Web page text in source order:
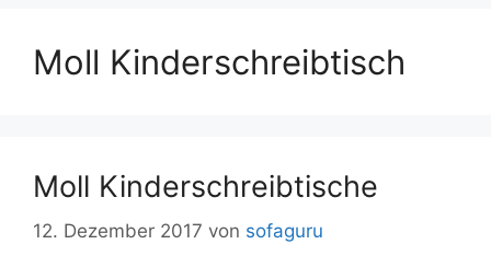
Moll Kinderschreibtisch
Moll Kinderschreibtische
12. Dezember 2017 von sofaguru